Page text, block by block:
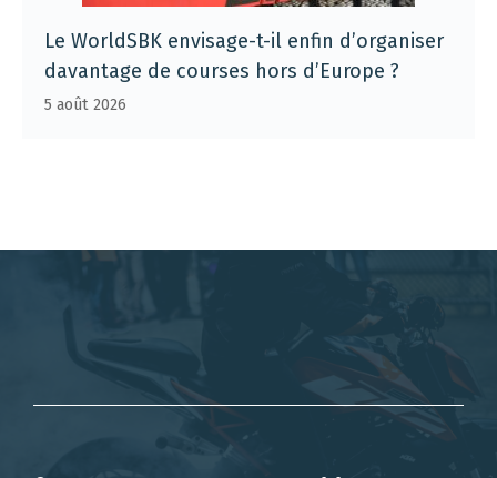
Le WorldSBK envisage-t-il enfin d’organiser
davantage de courses hors d’Europe ?
5 août 2026